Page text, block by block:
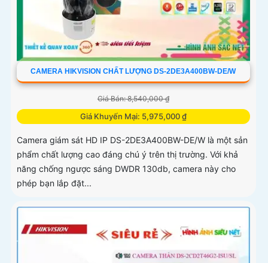
CAMERA HIKVISION CHẤT LƯỢNG DS-2DE3A400BW-DE/W
Giá Bán: 8,540,000 ₫
Giá Khuyến Mại: 5,975,000 ₫
Camera giám sát HD IP DS-2DE3A400BW-DE/W là một sản
phẩm chất lượng cao đáng chú ý trên thị trường. Với khả
năng chống ngược sáng DWDR 130db, camera này cho
phép bạn lắp đặt...